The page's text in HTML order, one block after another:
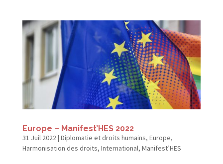
Europe – Manifest’HES 2022
31 Juil 2022| Diplomatie et droits humains, Europe,
Harmonisation des droits, International, Manifest’HES